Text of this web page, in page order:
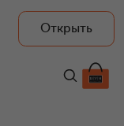
Открыть
47 350 ₽